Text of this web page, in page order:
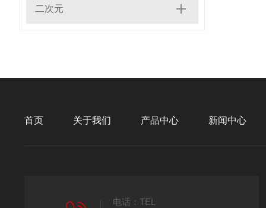
二次元
首页 关于我们 产品中心 新闻中心
电话：TEL